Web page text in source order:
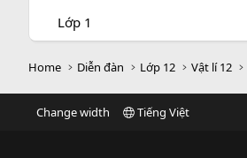
Lớp 1
Home Diễn đàn Lớp 12 Vật lí 12
Change width Tiếng Việt